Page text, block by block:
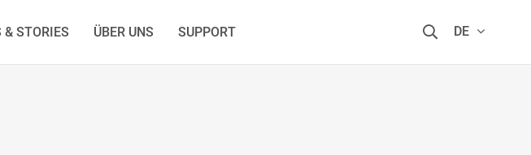
& STORIES ÜBER UNS SUPPORT DE